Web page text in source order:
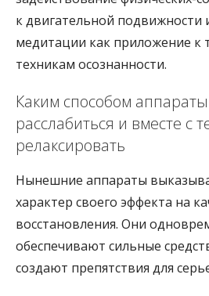
к двигательной подвижности
медитации как приложение
техникам осознанности.
Каким способом
расслабиться и вместе с
релаксировать
Нынешние аппараты
характер своего эффекта на
восстановления. Они
обеспечивают сильные
создают препятствия для